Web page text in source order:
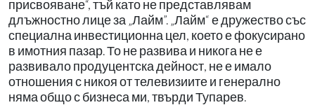
присвояване“, тъй като не представлявам
длъжностно лице за „Лайм”. „Лайм“ е дружество със
специална инвестиционна цел, което е фокусирано
в имотния пазар. То не развива и никога не е
развивало продуцентска дейност, не е имало
отношения с никоя от телевизиите и генерално
няма общо с бизнеса ми, твърди Тупарев.